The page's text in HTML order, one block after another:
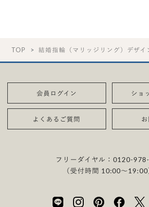
TOP 結婚指輪（マリッジリング）デザイ
会員ログイン ショ
よくあるご質問
フリーダイヤル：0120-
（受付時間 10:00〜19:00